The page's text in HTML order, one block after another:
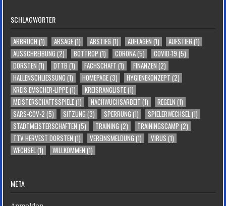
SCHLAGWÖRTER
ABBRUCH (1) ABSAGE(1) ABSTIEG (1) AUFLAGEN (1) AUFSTIEG (1)
AUSSCHREIBUNG (2) BOTTROP (1) CORONA(5) COVID-19 (5)
DORSTEN (1) DTTB (1) FACHSCHAFT (1) FINANZEN (2)
HALLENSCHLIESSUNG (1) HOMEPAGE(3) HYGIENEKONZEPT (2)
KREIS EMSCHER-LIPPE(1) KREISRANGLISTE(1)
MEISTERSCHAFTSSPIELE(1) NACHWUCHSARBEIT (1) REGELN (1)
SARS-COV-2 (5) SITZUNG (3) SPERRUNG (1) SPIELERWECHSEL(1)
STADTMEISTERSCHAFTEN (5) TRAINING (2) TRAININGSCAMP (2)
TTV HERVEST DORSTEN (1) VEREINSMELDUNG (1) VIRUS (1)
WECHSEL(1) WILLKOMMEN (1)
META